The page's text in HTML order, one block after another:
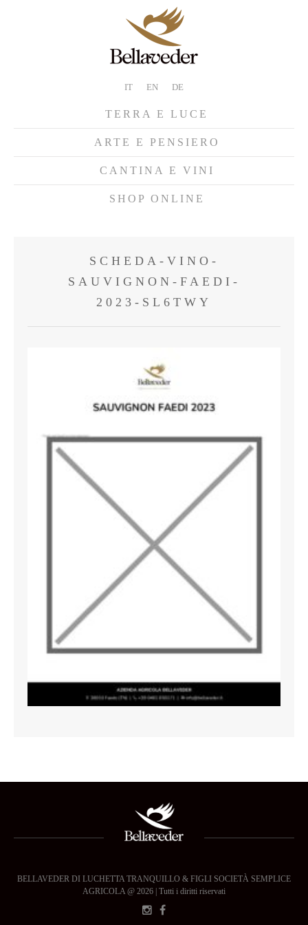
IT EN DE
TERRA E LUCE
ARTE E PENSIERO
CANTINA E VINI
SHOP ONLINE
SCHEDA-VINO-
SAUVIGNON-FAEDI-
2023-SL6TWY
BELLAVEDER DI LUCHETTA TRANQUILLO & FIGLI SOCIETÀ SEMPLICE
AGRICOLA @ 2026 | Tutti i diritti riservati